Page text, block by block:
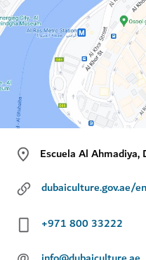
Escuela Al
+971 800 33222